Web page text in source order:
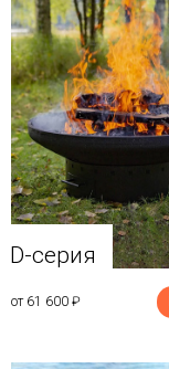
D-серия
от 61 600 ₽